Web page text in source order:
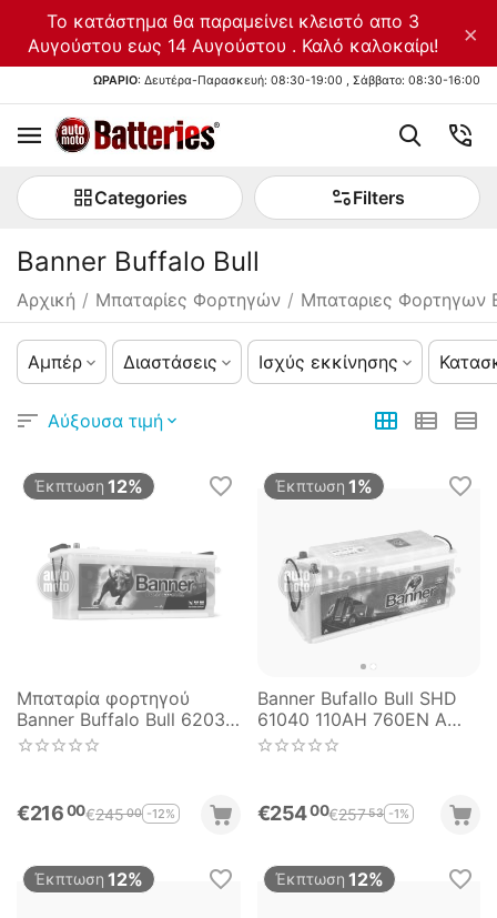
Το κατάστημα θα παραμείνει κλειστό απο 3
Αυγούστου εως 14 Αυγούστου . Καλό καλοκαίρι!
×
ΩΡΑΡΙΟ: Δευτέρα-Παρασκευή: 08:30-19:00 , Σάββατο: 08:30-16:00
Categories Filters
Banner Buffalo Bull
Αρχική / Μπαταρίες Φορτηγών / Μπαταριες Φορτηγων
Αμπέρ Διαστάσεις Ισχύς εκκίνησης
Αύξουσα τιμή
Έκπτωση 12%
Μπαταρία φορτηγού
Banner Buffalo Bull 62034
SHD 120AH-720EN Α-
€21600€24500 -12%
Έκπτωση 1%
Banner Bufallo Bull SHD
61040 110AH 760EN Α
Εκκίνησης
€25400€25753 -1%
Έκπτωση 12% Έκπτωση 12%